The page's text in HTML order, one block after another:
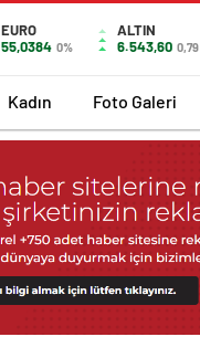
EURO
55,0384 0%
ALTIN
6.543,60 0,79
Kadın Foto Galeri